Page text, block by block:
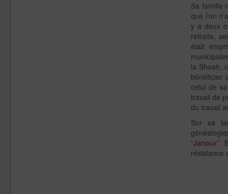
Sa famille
que l’on
y a deux
retraite,
était
la Shoah,
bénéficier
celui de
travail de
du travail
Sur sa
“Janoux”
résistance